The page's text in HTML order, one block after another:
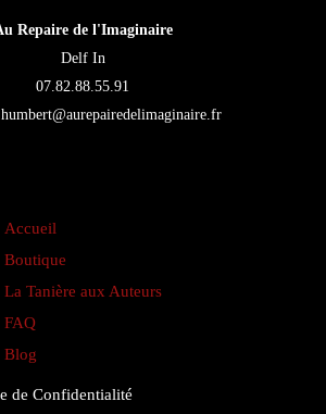
choisies
la
page
Repaire de l'Imaginaire
Delf In
07.82.88.55.91
Accueil
Boutique
La Tanière aux Auteurs
FAQ
Blog
de Confidentialité